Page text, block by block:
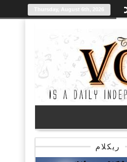
Thursday, August 6th, 2026
ریکلام